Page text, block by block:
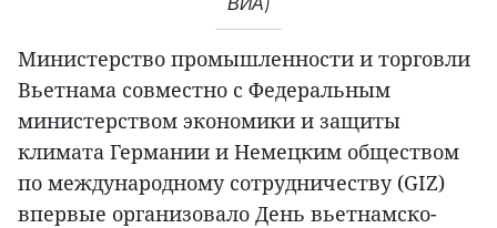
Министерство промышленности и торговли
Вьетнама совместно с Федеральным
министерством экономики и защиты
климата Германии и Немецким обществом
по международному сотрудничеству (GIZ)
впервые организовало День вьетнамско-